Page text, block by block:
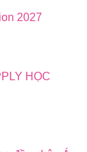
2027
HỌC